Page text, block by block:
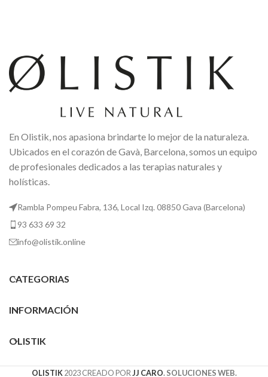
En Olistik, nos apasiona brindarte lo mejor de la naturaleza.
Ubicados en el corazón de Gavà, Barcelona, somos un equipo
de profesionales dedicados a las terapias naturales y
holísticas.
Rambla Pompeu Fabra, 136, Local Izq. 08850 Gava (Barcelona)
93 633 69 32
info@olistik.online
CATEGORIAS
INFORMACIÓN
OLISTIK
OLISTIK 2023 CREADO PORJJ CARO. SOLUCIONES WEB.